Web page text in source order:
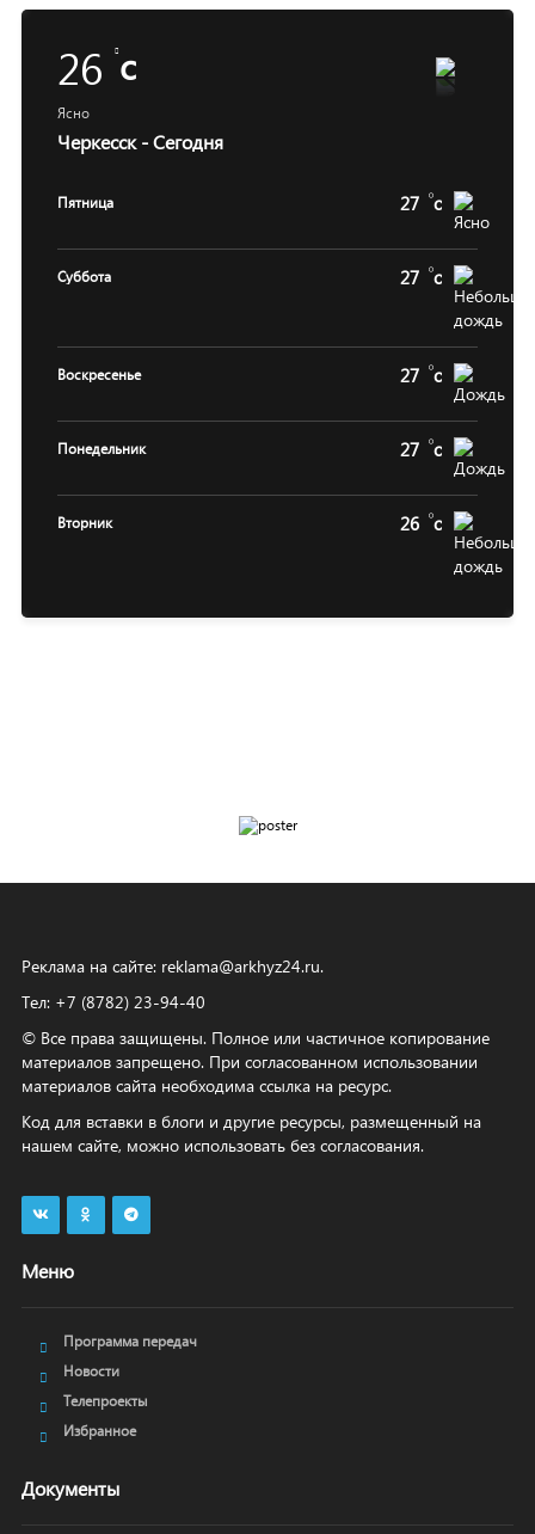
26 c
Ясно
Черкесск - Сегодня
Пятница 27 c
Суббота 27 c
Воскресенье 27 c
Понедельник 27 c
Вторник 26 c
Реклама на сайте: reklama@arkhyz24.ru.
Тел: +7 (8782) 23‑94‑40
© Все права защищены. Полное или частичное копирование
материалов запрещено. При согласованном использовании
материалов сайта необходима ссылка на ресурс.
Код для вставки в блоги и другие ресурсы, размещенный на
нашем сайте, можно использовать без согласования.
Меню
Программа передач
Новости
Телепроекты
Избранное
Документы